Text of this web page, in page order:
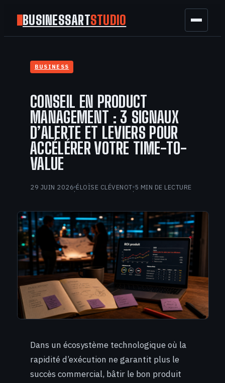
BUSINESSARTSTUDIO
FINANCE
TECH
BUSINESS
CONSEIL EN PRODUCT
MANAGEMENT : 3 SIGNAUX
D’ALERTE ET LEVIERS POUR
ACCÉLÉRER VOTRE TIME-TO-
VALUE
29 JUIN 2026·ÉLOÏSE CLÉVENOT·5 MIN DE LECTURE
Dans un écosystème technologique où la
rapidité d’exécution ne garantit plus le
succès commercial, bâtir le bon produit